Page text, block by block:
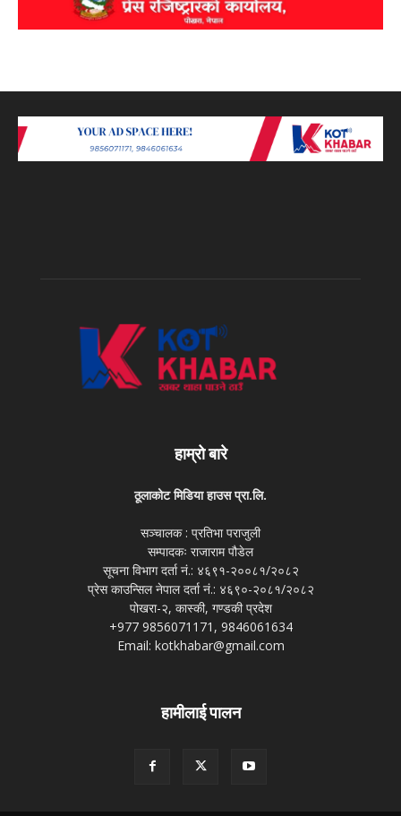
हाम्रो बारे
ठूलाकोट मिडिया हाउस प्रा.लि.
सञ्चालक : प्रतिभा पराजुली
सम्पादकः राजाराम पौडेल
सूचना विभाग दर्ता नं.: ४६९१-२००८१/२०८२
प्रेस काउन्सिल नेपाल दर्ता नं.: ४६९०-२०८१/२०८२
पोखरा-२, कास्की, गण्डकी प्रदेश
+977 9856071171, 9846061634
Email: kotkhabar@gmail.com
हामीलाई पालन